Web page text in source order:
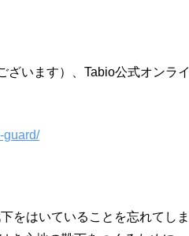
ざいます）、Tabio公式オンライ
guard/
をはいていることを忘れてしま